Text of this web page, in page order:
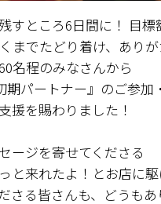
すところ6日間に！ 目標
までたどり着け、ありが
名程のみなさんから
期パートナー』のご参加・
援を賜わりました！
ージを寄せてくださる
と来れたよ！とお店に
さる皆さんも、どうもあ